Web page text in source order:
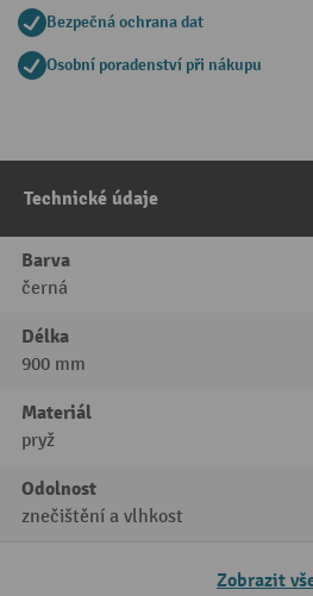
Bezpečná ochrana dat
Osobní poradenství při nákupu
Technické údaje
Barva
černá
Délka
900 mm
Materiál
pryž
Odolnost
znečištění a vlhkost
Zobrazit